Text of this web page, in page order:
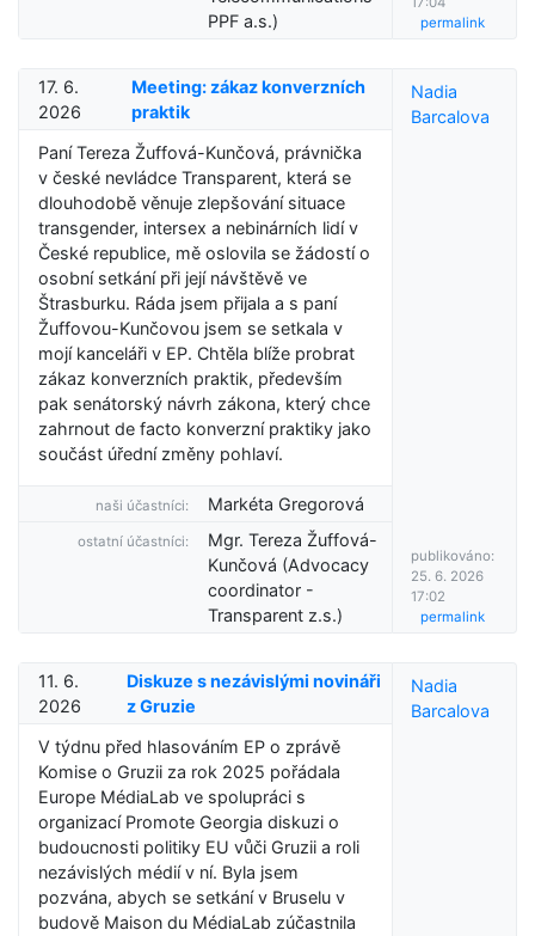
PPF a.s.)
permalink
17. 6.
2026
Meeting: zákaz konverzních
praktik
Paní Tereza Žuffová-Kunčová, právnička
v české nevládce Transparent, která se
dlouhodobě věnuje zlepšování situace
transgender, intersex a nebinárních lidí v
České republice, mě oslovila se žádostí o
osobní setkání při její návštěvě ve
Štrasburku. Ráda jsem přijala a s paní
Žuffovou-Kunčovou jsem se setkala v
mojí kanceláři v EP. Chtěla blíže probrat
zákaz konverzních praktik, především
pak senátorský návrh zákona, který chce
zahrnout de facto konverzní praktiky jako
součást úřední změny pohlaví.
naši účastníci: Markéta Gregorová
ostatní účastníci:
Mgr. Tereza Žuffová-
Kunčová (Advocacy
coordinator -
Transparent z.s.)
Nadia
Barcalova
publikováno:
25. 6. 2026
17:02
permalink
11. 6.
2026
Diskuze s nezávislými novináři
z Gruzie
V týdnu před hlasováním EP o zprávě
Komise o Gruzii za rok 2025 pořádala
Europe MédiaLab ve spolupráci s
organizací Promote Georgia diskuzi o
budoucnosti politiky EU vůči Gruzii a roli
nezávislých médií v ní. Byla jsem
pozvána, abych se setkání v Bruselu v
budově Maison du MédiaLab zúčastnila
Nadia
Barcalova